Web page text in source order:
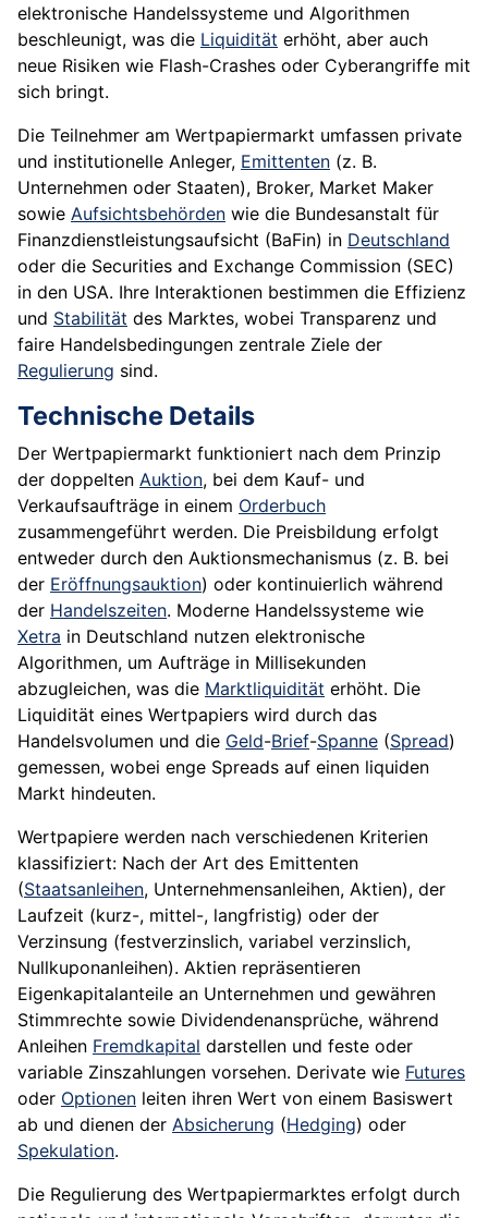
elektronische Handelssysteme und Algorithmen
beschleunigt, was die Liquidität erhöht, aber auch
neue Risiken wie Flash-Crashes oder Cyberangriffe mit
sich bringt.
Die Teilnehmer am Wertpapiermarkt umfassen private
und institutionelle Anleger, Emittenten (z. B.
Unternehmen oder Staaten), Broker, Market Maker
sowie Aufsichtsbehörden wie die Bundesanstalt für
Finanzdienstleistungsaufsicht (BaFin) in Deutschland
oder die Securities and Exchange Commission (SEC)
in den USA. Ihre Interaktionen bestimmen die Effizienz
und Stabilität des Marktes, wobei Transparenz und
faire Handelsbedingungen zentrale Ziele der
Regulierung sind.
Technische Details
Der Wertpapiermarkt funktioniert nach dem Prinzip
der doppelten Auktion, bei dem Kauf- und
Verkaufsaufträge in einem Orderbuch
zusammengeführt werden. Die Preisbildung erfolgt
entweder durch den Auktionsmechanismus (z. B. bei
der Eröffnungsauktion) oder kontinuierlich während
der Handelszeiten. Moderne Handelssysteme wie
Xetra in Deutschland nutzen elektronische
Algorithmen, um Aufträge in Millisekunden
abzugleichen, was die Marktliquidität erhöht. Die
Liquidität eines Wertpapiers wird durch das
Handelsvolumen und die Geld-Brief-Spanne (Spread)
gemessen, wobei enge Spreads auf einen liquiden
Markt hindeuten.
Wertpapiere werden nach verschiedenen Kriterien
klassifiziert: Nach der Art des Emittenten
(Staatsanleihen, Unternehmensanleihen, Aktien), der
Laufzeit (kurz-, mittel-, langfristig) oder der
Verzinsung (festverzinslich, variabel verzinslich,
Nullkuponanleihen). Aktien repräsentieren
Eigenkapitalanteile an Unternehmen und gewähren
Stimmrechte sowie Dividendenansprüche, während
Anleihen Fremdkapital darstellen und feste oder
variable Zinszahlungen vorsehen. Derivate wie Futures
oder Optionen leiten ihren Wert von einem Basiswert
ab und dienen der Absicherung (Hedging) oder
Spekulation.
Die Regulierung des Wertpapiermarktes erfolgt durch